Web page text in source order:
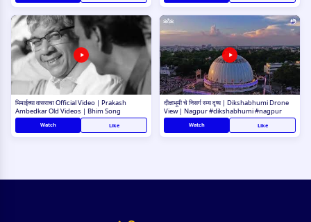
भिमाईच्या वासराचा Official Video | Prakash
Ambedkar Old Videos | Bhim Song
Watch Like
दीक्षाभूमी चे निसर्ग रम्य दृष्य | Dikshabhumi Drone
View | Nagpur #dikshabhumi #nagpur
Watch Like